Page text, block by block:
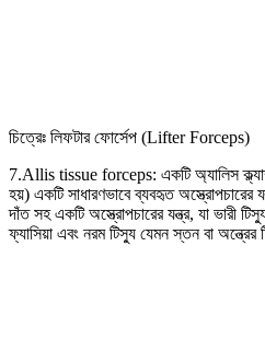
চিত্রেঃ লিফটার ফোর্সেপ (Lifter Forceps)
7.Allis tissue forceps: একটি অ্যালিস
হয়) একটি সাধারণভাবে ব্যবহৃত অস্ত্রোপচারের
দাঁত সহ একটি অস্ত্রোপচারের যন্ত্র, যা ভারী
ফ্যাসিয়া এবং নরম টিস্যু যেমন স্তন বা